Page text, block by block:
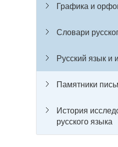
Графика и
Словари
Русский язык и
Памятники
История
русского языка